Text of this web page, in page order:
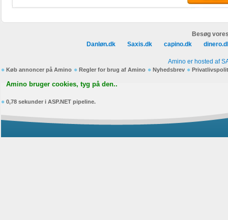
Besøg
Danløn.dk
Saxis.dk capino.dk
Amino er hosted af
Køb annoncer på Amino Regler for brug af Amino Nyhedsbrev
Amino bruger cookies, tyg på den..
0,78 sekunder i ASP.NET pipeline.